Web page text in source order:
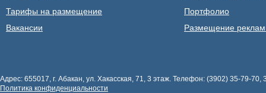
Тарифы на размещение
Вакансии
Портфолио
Размещение
Адрес: 655017, г. Абакан, ул. Хакасская, 71, 3 этаж. Телефон: (3902) 35-79-
Политика конфиденциальности